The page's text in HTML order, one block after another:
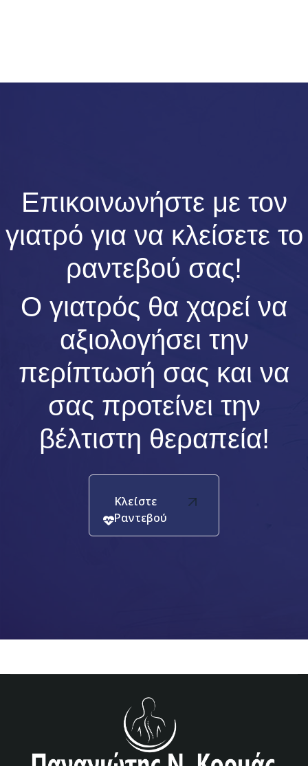
Επικοινωνήστε με τον
γιατρό για να κλείσετε το
ραντεβού σας!
Ο γιατρός θα χαρεί να
αξιολογήσει την
περίπτωσή σας και να
σας προτείνει την
βέλτιστη θεραπεία!
Κλείστε
Ραντεβού